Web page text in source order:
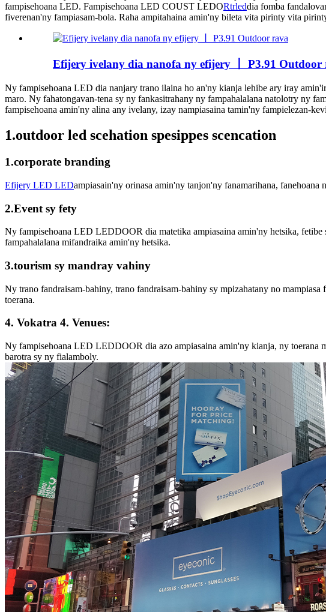
fampisehoana LED. Fampisehoana LED COUST LEDORtrleddia fomba
fiverenan'ny fampiasam-bola. Raha ampitahaina amin'ny bileta vita pirinty vita
Efijery ivelany dia nanofa ny efijery 丨 P3.91 Outdoor
Ny fampisehoana LED dia nanjary trano ilaina ho an'ny kianja lehibe ary iray
maro. Ny fahatongavan-tena sy ny fankasitrahany ny fampahalalana natolotry ny
fampisehoana amin'ny alina any ivelany, izay nampiasaina tamin'ny fampielezan-
1.outdoor led scehation spesippes scencation
1.corporate branding
Efijery LED LEDampiasain'ny orinasa amin'ny tanjon'ny fanamarihana,
2.Event sy fety
Ny fampisehoana LED LEDDOOR dia matetika ampiasaina amin'ny hetsika, fetibe
fampahalalana mifandraika amin'ny hetsika.
3.tourism sy mandray vahiny
Ny trano fandraisam-bahiny, trano fandraisam-bahiny sy mpizahatany no
toerana.
4. Vokatra 4. Venues:
Ny fampisehoana LED LEDDOOR dia azo ampiasaina amin'ny kianja, ny toerana
barotra sy ny fialamboly.